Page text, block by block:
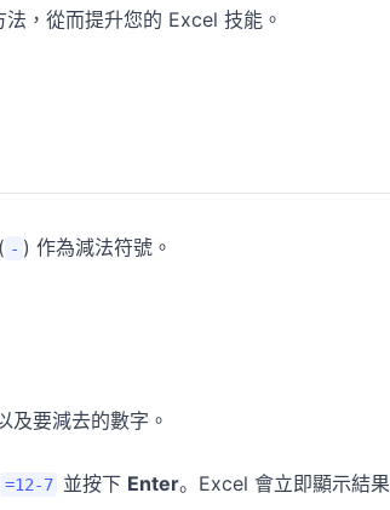
，從而提升您的 Excel 技能。
- ) 作為減法符號。
及要減去的數字。
=12-7 並按下 Enter。Excel 會立即顯示結果